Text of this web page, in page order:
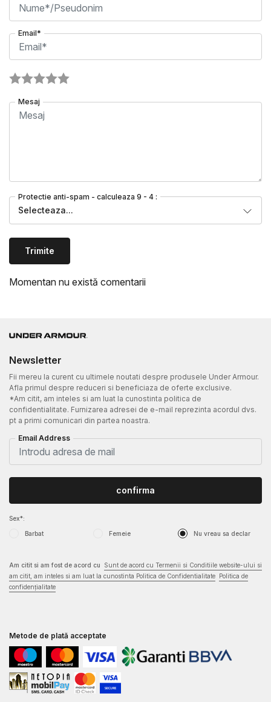
Email*
Mesaj
Protectie anti-spam - calculeaza 9 - 4 :
Selecteaza...
Trimite
Momentan nu există comentarii
Newsletter
Fii mereu la curent cu ultimele noutati despre produsele Under Armour.
Afla primul despre reduceri si beneficiaza de oferte exclusive.
*Am citit, am inteles si am luat la cunostinta politica de
confidentialitate. Furnizarea adresei de e-mail reprezinta acordul dvs.
pt a primi comunicari din partea noastra.
Email Address
Sex*:
Barbat Femeie Nu vreau sa declar
confirma
Am citit si am fost de acord cu
Sunt de acord cu Termenii si Conditiile website-ului si
am citit, am inteles si am luat la cunostinta Politica de Confidentialitate Politica de
confidențialitate
Metode de plată acceptate